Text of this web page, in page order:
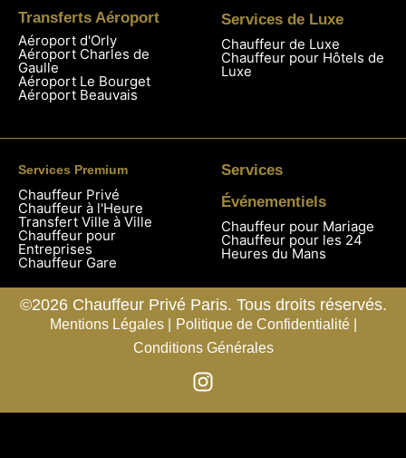
Transferts Aéroport
Aéroport d'Orly
Aéroport Charles de
Gaulle
Aéroport Le Bourget
Aéroport Beauvais
Services de Luxe
Chauffeur de Luxe
Chauffeur pour Hôtels de
Luxe
Services Premium
Chauffeur Privé
Chauffeur à l'Heure
Transfert Ville à Ville
Chauffeur pour
Entreprises
Chauffeur Gare
Services
Événementiels
Chauffeur pour Mariage
Chauffeur pour les 24
Heures du Mans
©2026 Chauffeur Privé Paris. Tous droits réservés.
Mentions Légales |
Politique de Confidentialité |
Conditions Générales